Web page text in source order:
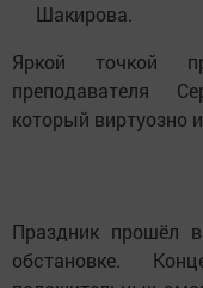
Шакирова.
Яркой точкой
преподавателя
который виртуозно
Праздник прошёл
обстановке.